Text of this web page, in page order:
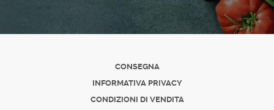
CONSEGNA
INFORMATIVA PRIVACY
CONDIZIONI DI VENDITA